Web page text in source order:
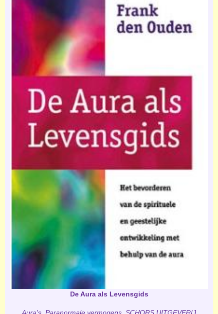
De Aura als Levensgids